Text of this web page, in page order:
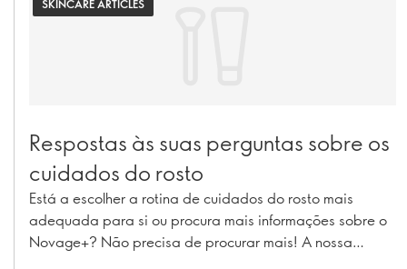
SKINCARE ARTICLES
Respostas às suas perguntas sobre os
cuidados do rosto
Está a escolher a rotina de cuidados do rosto mais
adequada para si ou procura mais informações sobre o
Novage+? Não precisa de procurar mais! A nossa